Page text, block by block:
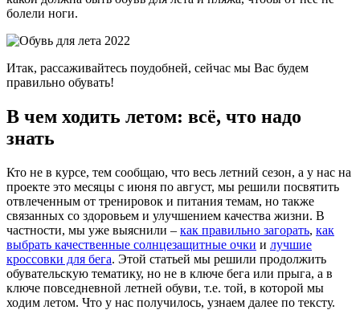
болели ноги.
Итак, рассаживайтесь поудобней, сейчас мы Вас будем
правильно обувать!
В чем ходить летом: всё, что надо
знать
Кто не в курсе, тем сообщаю, что весь летний сезон, а у нас на
проекте это месяцы с июня по август, мы решили посвятить
отвлеченным от тренировок и питания темам, но также
связанных со здоровьем и улучшением качества жизни. В
частности, мы уже выяснили – как правильно загорать, как
выбрать качественные солнцезащитные очки и лучшие
кроссовки для бега. Этой статьей мы решили продолжить
обувательскую тематику, но не в ключе бега или прыга, а в
ключе повседневной летней обуви, т.е. той, в которой мы
ходим летом. Что у нас получилось, узнаем далее по тексту.